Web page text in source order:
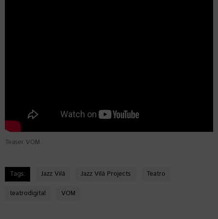
Teaser VOM
Tags: Jazz Vilá Jazz Vilá Projects Teatro
teatrodigital VOM